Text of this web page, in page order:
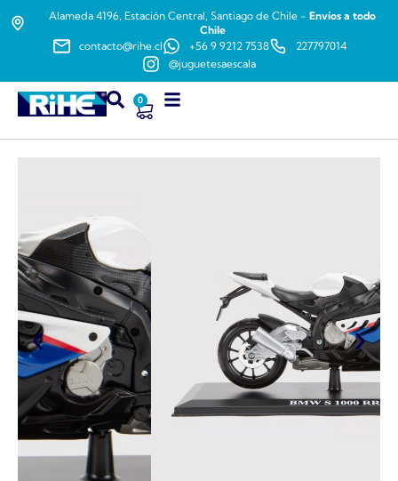
Alameda 4196, Estación Central, Santiago de Chile - Envíos a todo
Chile
contacto@rihe.cl
+56 9 9212 7538
227797014
@juguetesaescala
0